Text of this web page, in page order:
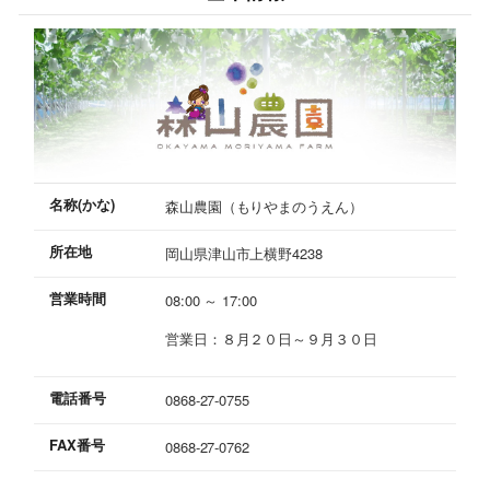
名称(かな) 森山農園（もりやまのうえん）
所在地 岡山県津山市上横野4238
営業時間
08:00 ～ 17:00
営業日：８月２０日～９月３０日
電話番号 0868-27-0755
FAX番号 0868-27-0762